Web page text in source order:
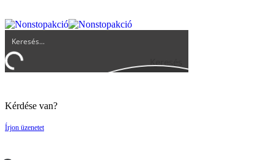
Keresés
Kérdése van?
Írjon üzenetet